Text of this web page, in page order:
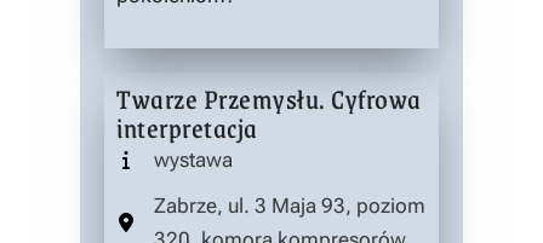
Twarze Przemysłu. Cyfrowa
interpretacja
wystawa
Zabrze, ul. 3 Maja 93, poziom